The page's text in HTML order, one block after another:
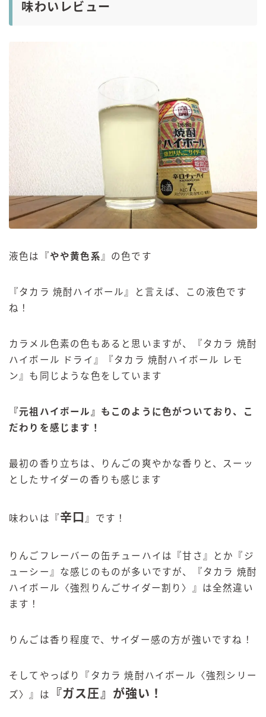
味わいレビュー
液色は『やや黄色系 』の色です
『タカラ 焼酎ハイボール』と言えば、この液色です
ね！
カラメル色素の色もあると思いますが、『タカラ 焼酎
ハイボール ドライ』『タカラ 焼酎ハイボール レモ
ン』も同じような色をしています
『元祖ハイボール』もこのように色がついており、こ
だわりを感じます！
最初の香り立ちは、りんごの爽やかな香りと、スーッ
としたサイダーの香りも感じます
味わいは『辛口 』です！
りんごフレーバーの缶チューハイは『甘さ』とか『ジ
ューシー』な感じのものが多いですが、『タカラ 焼酎
ハイボール〈強烈りんごサイダー割り〉』は全然違い
ます！
りんごは香り程度で、サイダー感の方が強いですね！
そしてやっぱり『タカラ 焼酎ハイボール〈強烈シリー
ズ〉』は
『ガス圧』が強い！